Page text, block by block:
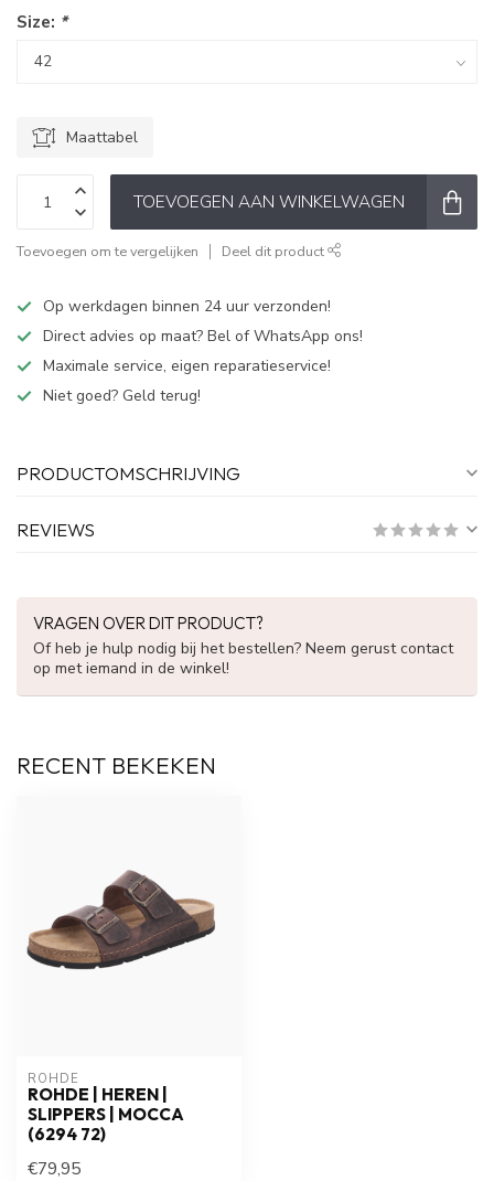
Size: *
Maattabel
TOEVOEGEN AAN WINKELWAGEN
Toevoegen om te vergelijken Deel dit product
Op werkdagen binnen 24 uur verzonden!
Direct advies op maat? Bel of WhatsApp ons!
Maximale service, eigen reparatieservice!
Niet goed? Geld terug!
PRODUCTOMSCHRIJVING
REVIEWS
VRAGEN OVER DIT PRODUCT?
Of heb je hulp nodig bij het bestellen? Neem gerust contact
op met iemand in de winkel!
RECENT BEKEKEN
ROHDE
ROHDE | HEREN |
SLIPPERS | MOCCA
(6294 72)
€79,95